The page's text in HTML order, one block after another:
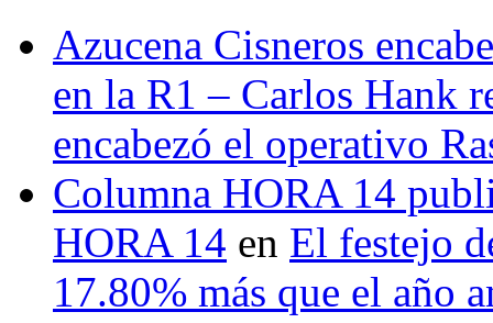
Azucena Cisneros
en la R1 – Carlos Hank
encabezó el operativo
Columna HORA 14
HORA 14 en El festejo
17.80% más que el año